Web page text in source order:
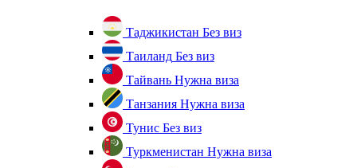
Таджикистан Без виз
Таиланд Без виз
Тайвань Нужна виза
Танзания Нужна виза
Тунис Без виз
Туркменистан Нужна виза